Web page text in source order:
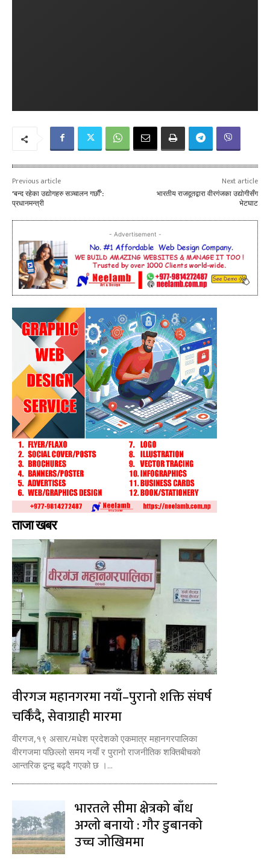
Previous article
‘बन्द रहेका उद्योगहरु सञ्चालन गर्छाैं’:
प्रधानमन्त्री
Next article
भारतीय राजदूतद्वारा वीरगंजका उद्योगीसँग
भेटघाट
- Advertisement -
ताजा खबर
वीरगज महानगरमा नयाँ–पुरानो शक्ति संघर्ष
चर्किँदै, सेवाग्राही मारमा
वीरगज,१९ असार/मधेश प्रदेशको एकमात्र महानगरपालिका
वीरगजमा पछिल्लो समय नयाँ र पुरानो राजनीतिक शक्तिबीचको
आन्तरिक द्वन्द्व बढ्दै गएको छ ।...
भारतले सीमा क्षेत्रको बाँध
अग्लो बनायो : गौर डुबानको
उच्च जोखिममा